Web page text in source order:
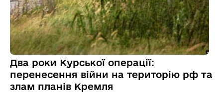
Два роки Курської операції:
перенесення війни на територію рф та
злам планів Кремля